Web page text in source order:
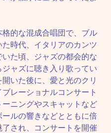
的な混成合唱団で、ブル
時代、イタリアのカンツ
た頃、ジャズの都会的な
ャズに聴き入り歌ってい
いた後に、愛と光のクリ
レーショナルコンサート
ニングやスキャットなど
ルの響きなどとともに倍
され、コンサートを開催